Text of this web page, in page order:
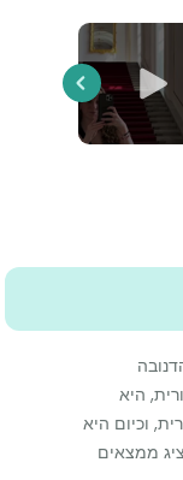
Previous
הדנובה
היא
וכיום היא
ממצאים